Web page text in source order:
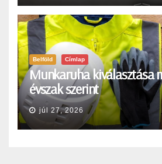
Belföld Címlap
Munkaruha kiválasztása
évszak szerint
júl 27, 2026